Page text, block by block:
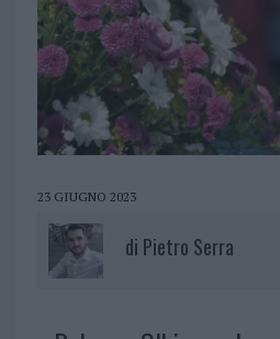
23 GIUGNO 2023
di Pietro Serra